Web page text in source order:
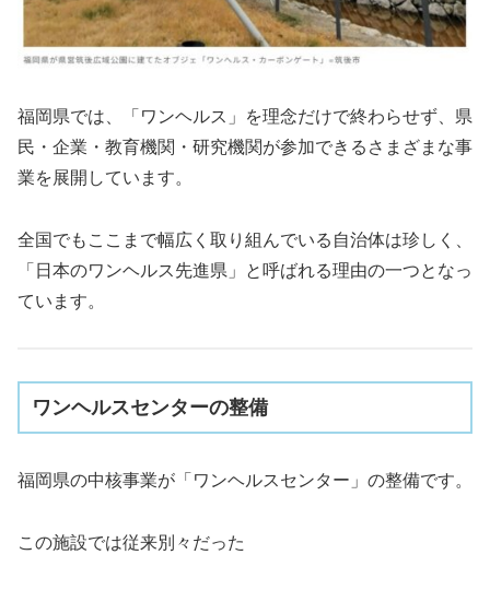
福岡県では、「ワンヘルス」を理念だけで終わらせず、県
民・企業・教育機関・研究機関が参加できるさまざまな事
業を展開しています。
全国でもここまで幅広く取り組んでいる自治体は珍しく、
「日本のワンヘルス先進県」と呼ばれる理由の一つとなっ
ています。
ワンヘルスセンターの整備
福岡県の中核事業が「ワンヘルスセンター」の整備です。
この施設では従来別々だった